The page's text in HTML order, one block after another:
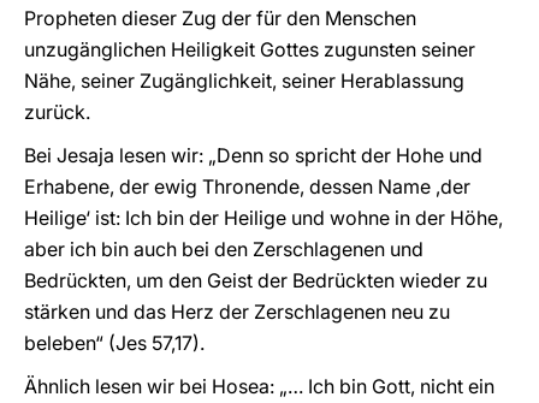
Propheten dieser Zug der für den Menschen
unzugänglichen Heiligkeit Gottes zugunsten seiner
Nähe, seiner Zugänglichkeit, seiner Herablassung
zurück.
Bei Jesaja lesen wir: „Denn so spricht der Hohe und
Erhabene, der ewig Thronende, dessen Name ,der
Heilige‘ ist: Ich bin der Heilige und wohne in der Höhe,
aber ich bin auch bei den Zerschlagenen und
Bedrückten, um den Geist der Bedrückten wieder zu
stärken und das Herz der Zerschlagenen neu zu
beleben“ (Jes 57,17).
Ähnlich lesen wir bei Hosea: „… Ich bin Gott, nicht ein